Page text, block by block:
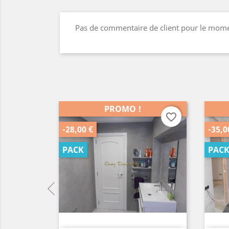
Pas de commentaire de client pour le
favorite_border
PROMO !
-35,00 €
PACK